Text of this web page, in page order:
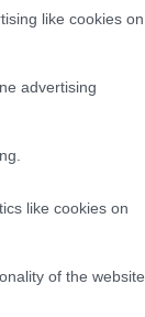
like cookies on
advertising
like cookies on
of the website
sogni
di non
il suo
un